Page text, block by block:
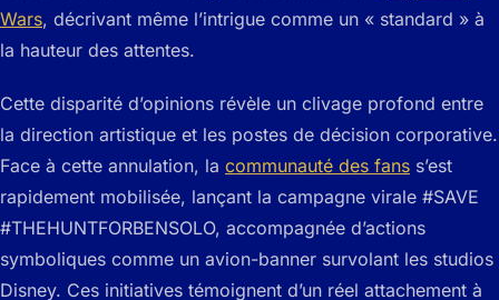
Wars, décrivant même l’intrigue comme un « standard » à
la hauteur des attentes.
Cette disparité d’opinions révèle un clivage profond entre
la direction artistique et les postes de décision corporative.
Face à cette annulation, la communauté des fans s’est
rapidement mobilisée, lançant la campagne virale #SAVE
#THEHUNTFORBENSOLO, accompagnée d’actions
symboliques comme un avion-banner survolant les studios
Disney. Ces initiatives témoignent d’un réel attachement à